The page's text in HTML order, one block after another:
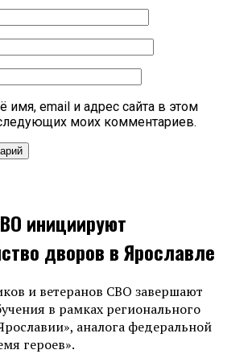
имя, email и адрес сайта в этом
моих комментариев.
инициируют
дворов в Ярославле
и ветеранов СВО завершают
в рамках регионального
аналога федеральной
героев».